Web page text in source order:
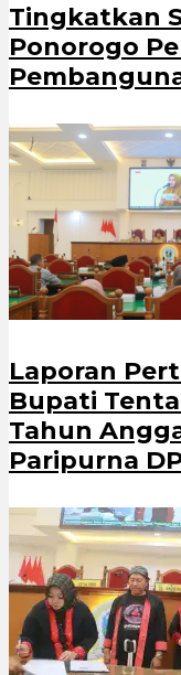
Tingkatkan
Ponorogo
Laporan
Bupati
Tahun
Paripurna